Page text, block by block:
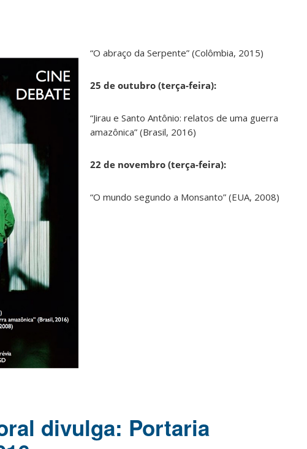
“O abraço da Serpente” (Colômbia, 2015)
25 de outubro (terça-feira):
“Jirau e Santo Antônio: relatos de uma guerra
amazônica” (Brasil, 2016)
22 de novembro (terça-feira):
“O mundo segundo a Monsanto” (EUA, 2008)
divulga: Portaria